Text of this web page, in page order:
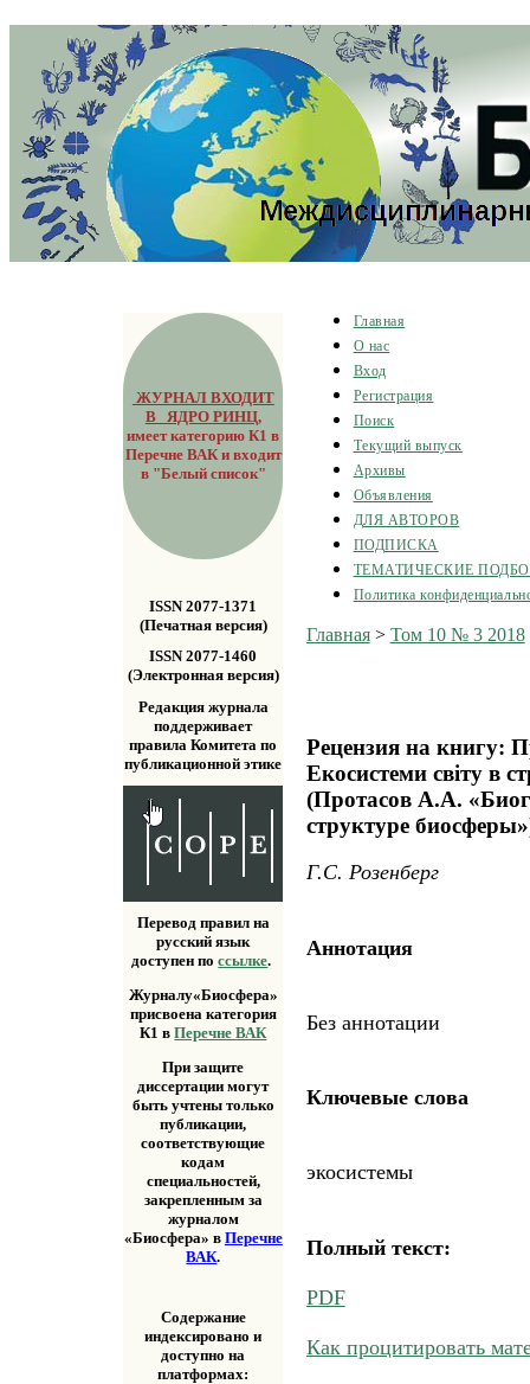
ЖУРНАЛ ВХОДИТ
В ЯДРО РИНЦ,
имеет категорию К1 в
Перечне ВАК и входит
в "Белый список"
ISSN 2077-1371
(Печатная версия)
ISSN 2077-1460
(Электронная версия)
Редакция журнала
поддерживает
правила Комитета по
публикационной этике
Перевод правил на
русский язык
доступен поссылке.
Журналу«Биосфера»
присвоена категория
К1 вПеречне ВАК
При защите
диссертации могут
быть учтены только
публикации,
соответствующие
кодам
специальностей,
закрепленным за
журналом
«Биосфера» в Перечне
ВАК.
Содержание
индексировано и
доступно на
платформах:
Главная
О нас
Вход
Регистрация
Поиск
Текущий выпуск
Архивы
Объявления
ДЛЯ АВТОРОВ
ПОДПИСКА
ТЕМАТИЧЕСКИЕ
Политика
Главная> Том 10 № 3 2018
Рецензия на книгу:
Екосистеми світу в
(Протасов А.А.
структуре
Г.С. Розенберг
Аннотация
Без аннотации
Ключевые слова
экосистемы
Полный текст:
PDF
Как процитировать